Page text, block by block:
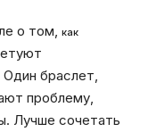
о том, как
Один браслет,
проблему,
Лучше сочетать